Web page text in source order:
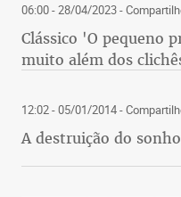
06:00 - 28/04/2023-
Clássico 'O pequeno
muito além dos
12:02 - 05/01/2014-
A destruição do